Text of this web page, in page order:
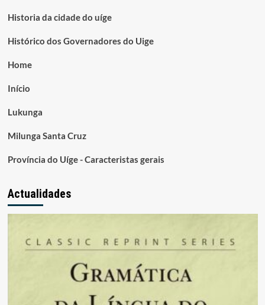
Historia da cidade do uíge
Histórico dos Governadores do Uige
Home
Início
Lukunga
Milunga Santa Cruz
Província do Uíge - Caracteristas gerais
Actualidades